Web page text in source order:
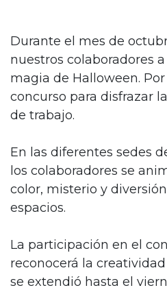
Durante el mes de
nuestros colaboradores
magia de Halloween. Por
concurso para disfrazar
de trabajo.
En las diferentes sedes
los colaboradores se
color, misterio y
espacios.
La participación en el
reconocerá la
se extendió hasta el